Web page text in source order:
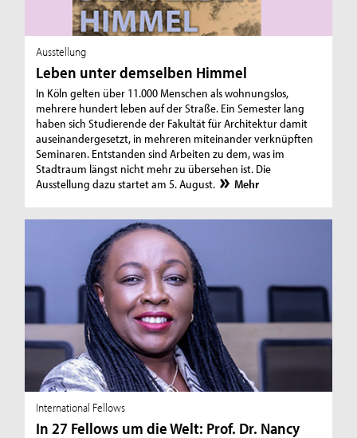
Ausstellung
Leben unter demselben Himmel
In Köln gelten über 11.000 Menschen als wohnungslos,
mehrere hundert leben auf der Straße. Ein Semester lang
haben sich Studierende der Fakultät für Architektur damit
auseinandergesetzt, in mehreren miteinander verknüpften
Seminaren. Entstanden sind Arbeiten zu dem, was im
Stadtraum längst nicht mehr zu übersehen ist. Die
Ausstellung dazu startet am 5. August.
Mehr
International Fellows
In 27 Fellows um die Welt: Prof. Dr. Nancy